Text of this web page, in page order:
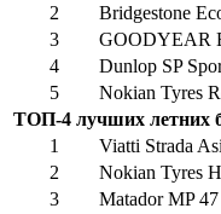
2
Bridgestone
3
GOODYEAR
4
Dunlop SP
5
Nokian Tyres
ТОП-4 лучших летних
1
Viatti Strada
2
Nokian Tyres
3
Matador MP